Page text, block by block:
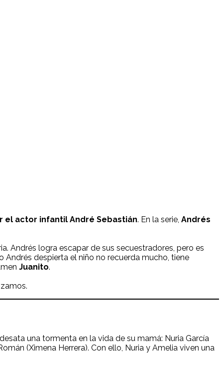
actor infantil André Sebastián. En la serie, Andrés
Andrés logra escapar de sus secuestradores, pero es
Andrés despierta el niño no recuerda mucho, tiene
Juanito.
una tormenta en la vida de su mamá: Nuria García
(Ximena Herrera). Con ello, Nuria y Amelia viven una